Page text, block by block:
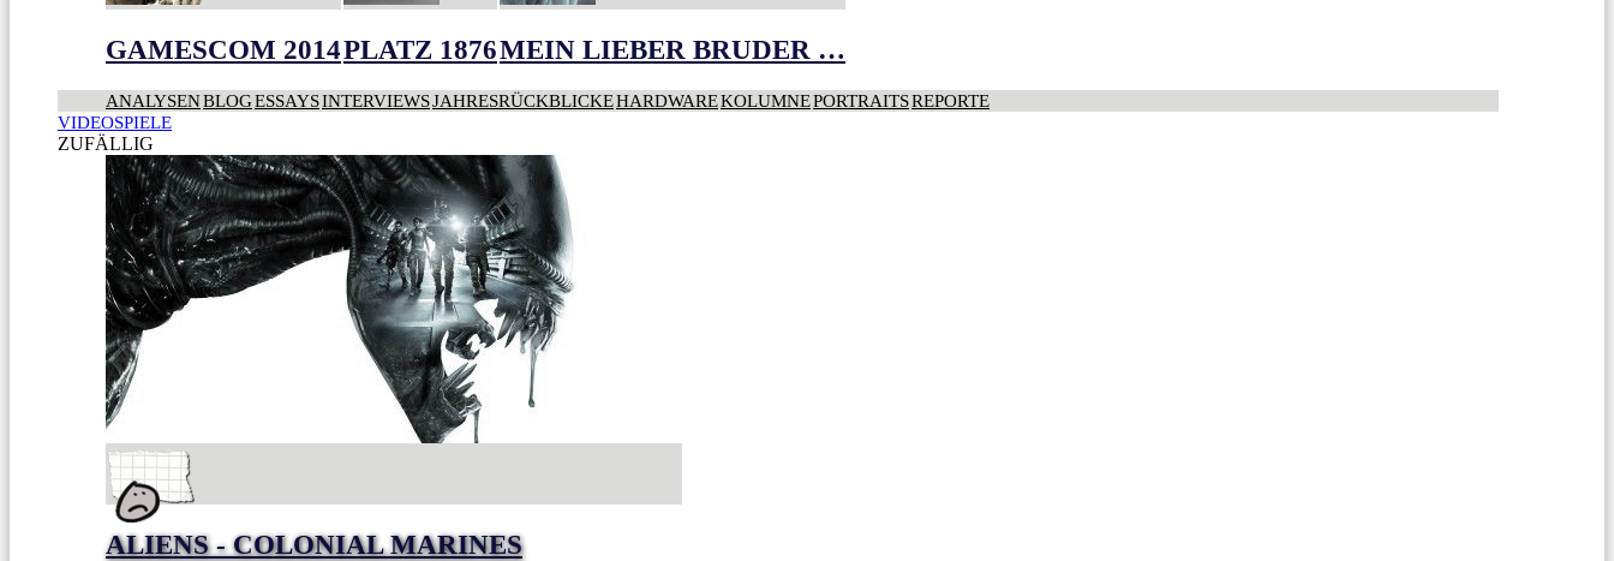
GAMESCOM 2014PLATZ 1876MEIN LIEBER BRUDER …
ANALYSENBLOGESSAYSINTERVIEWSJAHRESRÜCKBLICKEHARDWAREKOLUMNEPORTRAITSREPORTE
VIDEOSPIELE
ZUFÄLLIG
ALIENS - COLONIAL MARINES